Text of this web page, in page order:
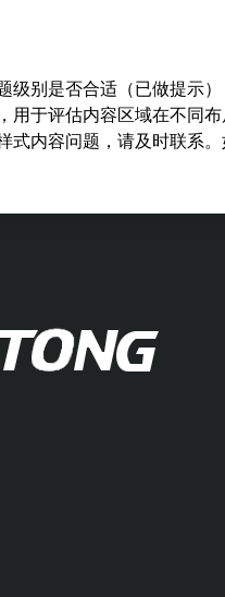
级别是否合适（已做提示
用于评估内容区域在不同
式内容问题，请及时联系